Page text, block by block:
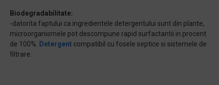
Biodegradabilitate:
-datorita faptului ca ingredientele detergentului sunt din plante,
microorganismele pot descompune rapid surfactantii in procent
de 100%.
Detergent compatibil cu fosele septice si sistemele de
filtrare.